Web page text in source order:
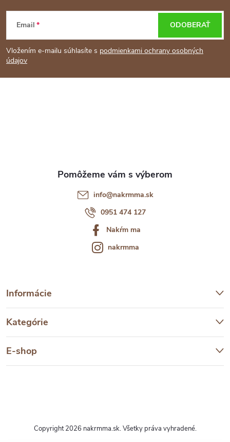
Z
á
p
Email
Vložením e-mailu súhlasíte s podmienkami ochrany osobných
údajov
ODOBERAŤ
Informácie
Kategórie
E-shop
info@nakrmma.sk
0951 474 127
Nakŕm ma
nakrmma
Copyright 2026 nakrmma.sk. Všetky práva vyhradené.